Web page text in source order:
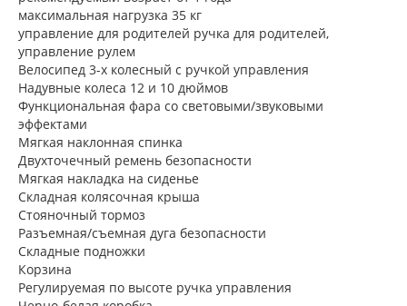
максимальная нагрузка 35 кг
управление для родителей ручка для родителей,
управление рулем
Велосипед 3-х колесный с ручкой управления
Надувные колеса 12 и 10 дюймов
Функциональная фара со световыми/звуковыми
эффектами
Мягкая наклонная спинка
Двухточечный ремень безопасности
Мягкая накладка на сиденье
Складная колясочная крыша
Стояночный тормоз
Разъемная/съемная дуга безопасности
Складные подножки
Корзина
Регулируемая по высоте ручка управления